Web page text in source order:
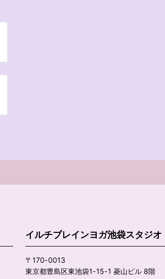
イルチブレインヨガ池袋スタジオ
〒170-0013
東京都豊島区東池袋1-15-1 菱山ビル 8階